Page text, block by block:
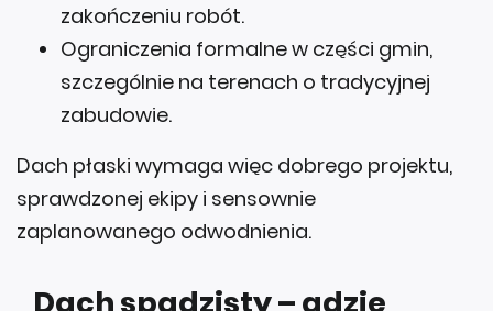
zakończeniu robót.
Ograniczenia formalne w części gmin,
szczególnie na terenach o tradycyjnej
zabudowie.
Dach płaski wymaga więc dobrego projektu,
sprawdzonej ekipy i sensownie
zaplanowanego odwodnienia.
Dach spadzisty – gdzie